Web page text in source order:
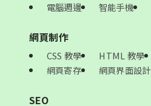
電腦週邊 智能手機
網頁制作
CSS 教學 HTML 教學
網頁寄存
網頁界面設計
SEO